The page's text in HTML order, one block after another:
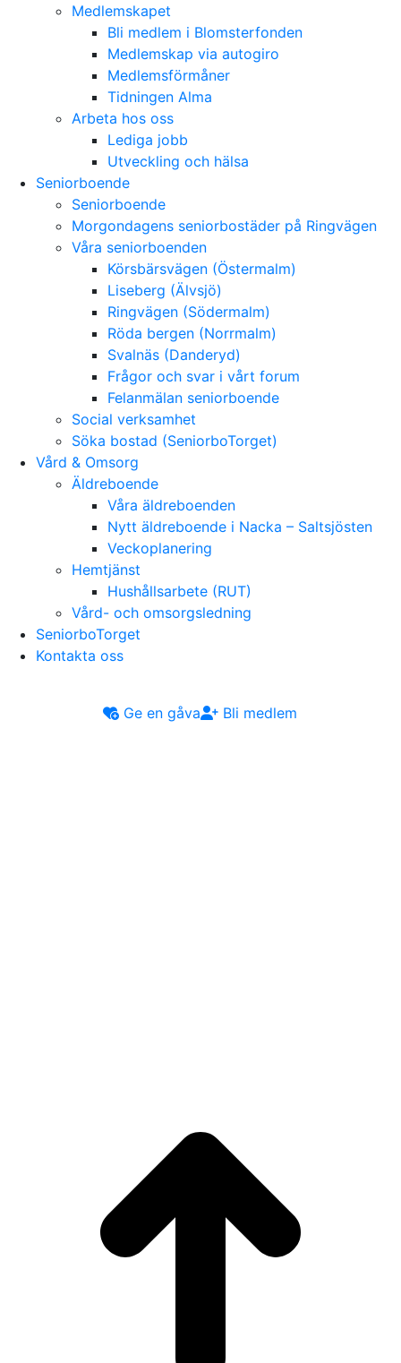
Medlemskapet
Bli medlem i Blomsterfonden
Medlemskap via autogiro
Medlemsförmåner
Tidningen Alma
Arbeta hos oss
Lediga jobb
Utveckling och hälsa
Seniorboende
Seniorboende
Morgondagens seniorbostäder på Ringvägen
Våra seniorboenden
Körsbärsvägen (Östermalm)
Liseberg (Älvsjö)
Ringvägen (Södermalm)
Röda bergen (Norrmalm)
Svalnäs (Danderyd)
Frågor och svar i vårt forum
Felanmälan seniorboende
Social verksamhet
Söka bostad (SeniorboTorget)
Vård & Omsorg
Äldreboende
Våra äldreboenden
Nytt äldreboende i Nacka – Saltsjösten
Veckoplanering
Hemtjänst
Hushållsarbete (RUT)
Vård- och omsorgsledning
SeniorboTorget
Kontakta oss
Ge en gåva Bli medlem